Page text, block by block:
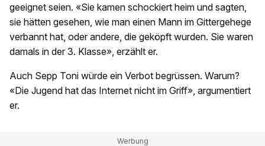
geeignet seien. «Sie kamen schockiert heim und sagten,
sie hätten gesehen, wie man einen Mann im Gittergehege
verbannt hat, oder andere, die geköpft wurden. Sie waren
damals in der 3. Klasse», erzählt er.
Auch Sepp Toni würde ein Verbot begrüssen. Warum?
«Die Jugend hat das Internet nicht im Griff», argumentiert
er.